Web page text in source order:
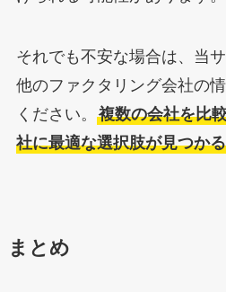
それでも不安な場合は、当
他のファクタリング会社の
ください。 複数の会社を比
社に最適な選択肢が見つか
まとめ